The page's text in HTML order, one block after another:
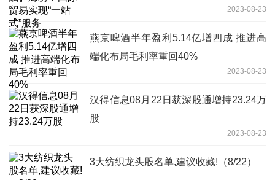
2023-08-23
燕京啤酒半年盈利5.14亿增四成 推进高
端化布局毛利率重回40%
2023-08-23
汉得信息08月22日获深股通增持23.24万
股
2023-08-23
3大纺织龙头股名单,建议收藏!（8/22）